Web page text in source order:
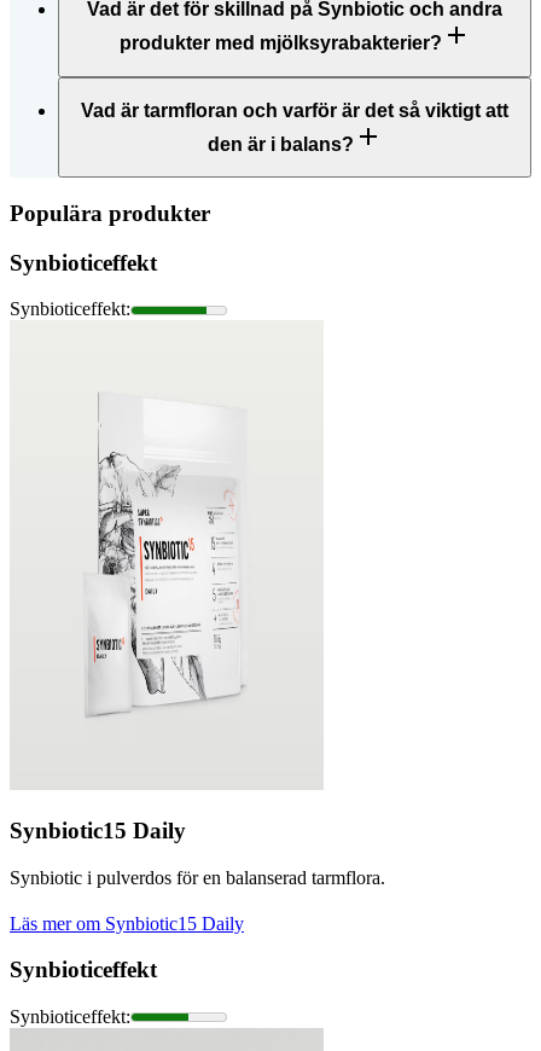
Vad är det för skillnad på Synbiotic och andra
produkter med mjölksyrabakterier?
Vad är tarmfloran och varför är det så viktigt att
den är i balans?
Populära produkter
Synbioticeffekt
Synbioticeffekt:
Synbiotic15 Daily
Synbiotic i pulverdos för en balanserad tarmflora.
Läs mer om Synbiotic15 Daily
Synbioticeffekt
Synbioticeffekt: